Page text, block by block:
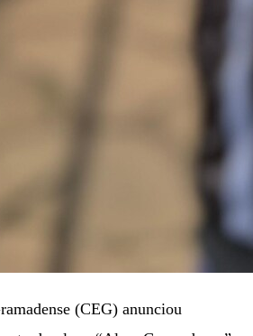
(CEG) anunciou